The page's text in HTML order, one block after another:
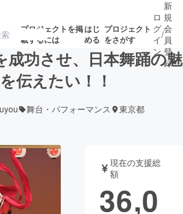
プロジェクトを掲
載するには
はじ
める
プロジェクト
をさがす
注目の新着プロ
ジェクト
募集終了が近いプ
ロジェクト
もうすぐ公開
されます
写真 音楽
ジー・ガジェット ゲーム・
ロ
グ
イ
ン
/
新
規
会
員
登
録
成功させ、日本舞踊の魅
伝えたい！！
舞台・パフォーマンス 東京都
現在の支援総
額
36,0